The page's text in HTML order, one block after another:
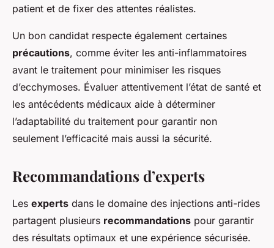
patient et de fixer des attentes réalistes.
Un bon candidat respecte également certaines
précautions, comme éviter les anti-inflammatoires
avant le traitement pour minimiser les risques
d’ecchymoses. Évaluer attentivement l’état de santé et
les antécédents médicaux aide à déterminer
l’adaptabilité du traitement pour garantir non
seulement l’efficacité mais aussi la sécurité.
Recommandations d’experts
Les experts dans le domaine des injections anti-rides
partagent plusieurs recommandations pour garantir
des résultats optimaux et une expérience sécurisée.